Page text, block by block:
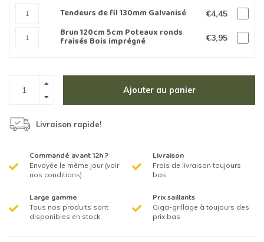
Tendeurs de fil 130mm Galvanisé €4,45
Brun 120cm 5cm Poteaux ronds
fraisés Bois imprégné €3,95
Ajouter au panier
Livraison rapide!
Commandé avant 12h ?
Envoyée le même jour (voir
nos conditions)
Livraison
Frais de livraison toujours
bas
Large gamme
Tous nos produits sont
disponibles en stock
Prix saillants
Giga-grillage à toujours des
prix bas